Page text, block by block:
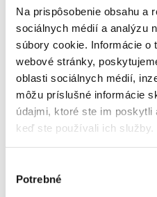
Na prispôsobenie obsahu a
sociálnych médií a analýzu
súbory cookie. Informácie o
webové stránky,
oblasti sociálnych médií,
môžu príslušné informácie
údajmi, ktoré ste im poskytli
keď ste používali ich služby.
súhlasu
Potrebné
najbližšiu elektrickú zásuvku –
(vrátane vákuovania, tlakovej
prevádzky, skúšky funkčnosti,
manuál v papierovej/
montážneho/záručného
vysprávky muriva
montážnou penou, vysávanie
otvorov pre minimalizovanie
jadrovým vrtom, plošina a pod.